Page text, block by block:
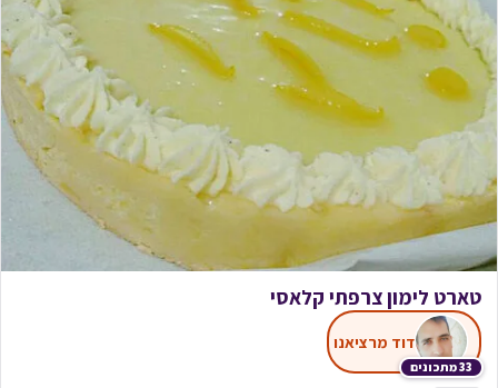
טארט לימון צרפתי קלאסי
33 מתכונים
דוד מרציאנו